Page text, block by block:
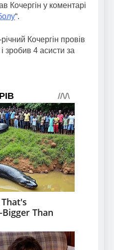
Кочергін у коментарі
“.
Кочергін провів
зробив 4 асисти за